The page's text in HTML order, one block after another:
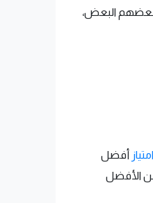
البعض،
امتياز أفضل
الأفضل